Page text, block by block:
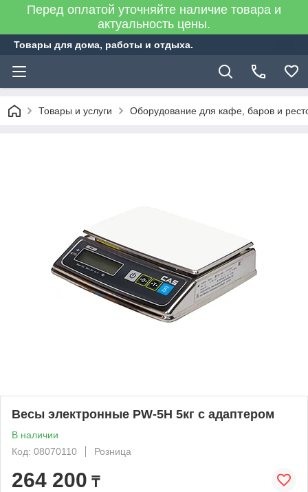
Перед оплатой уточняйте наличие товара и
актуальность цены.
Товары для дома, работы и отдыха.
Товары и услуги Оборудование для кафе, баров и
Весы электронные PW-5H 5кг с адаптером
В наличии
Код: 08070110
Розница
264 200 ₸